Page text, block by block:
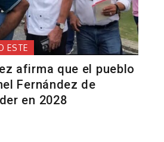
ESTE
afirma que el pueblo
Fernández de
en 2028